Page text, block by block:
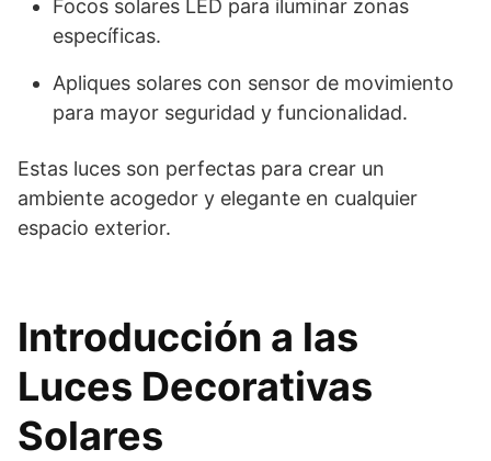
Focos solares LED para iluminar zonas
específicas.
Apliques solares con sensor de movimiento
para mayor seguridad y funcionalidad.
Estas luces son perfectas para crear un
ambiente acogedor y elegante en cualquier
espacio exterior.
Introducción a las
Luces Decorativas
Solares